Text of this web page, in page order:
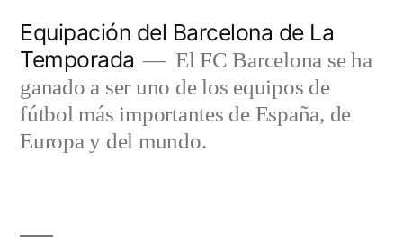
contenido
Equipación del Barcelona de La
Temporada
El FC Barcelona se ha
ganado a ser uno de los equipos de
fútbol más importantes de España, de
Europa y del mundo.